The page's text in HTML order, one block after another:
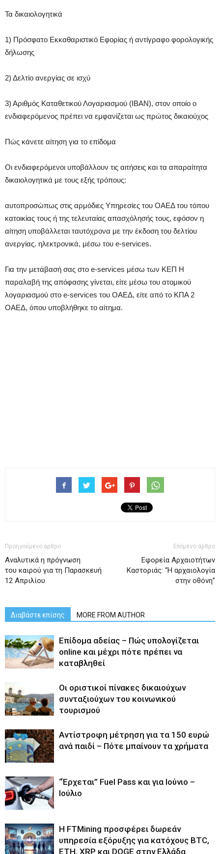
Τα δικαιολογητικά
1) Πρόσφατο Εκκαθαριστικό Εφορίας ή αντίγραφο φορολογικής
δήλωσης
2) Δελτίο ανεργίας σε ισχύ
3) Αριθμός Καταθετικού Λογαριασμού (ΙΒΑΝ), στον οποίο ο
ενδιαφερόμενος πρέπει να εμφανίζεται ως πρώτος δικαιούχος
Πώς κάνετε αίτηση για το επίδομα
Οι ενδιαφερόμενοι υποβάλλουν τις αιτήσεις και τα απαραίτητα
δικαιολογητικά με τους εξής τρόπους:
αυτοπροσώπως στις αρμόδιες Υπηρεσίες του ΟΑΕΔ του τόπου
κατοικίας τους ή της τελευταίας απασχόλησής τους, εφόσον η
αίτηση υποβάλλεται ταυτόχρονα με την έκδοση του δελτίου
ανεργίας. ηλεκτρονικά, μέσω του e-services.
Για την μετάβασή σας στο e-services μέσω των ΚΕΠ Η
παραλαβή της απόφασης γίνεται, είτε μέσω του ατομικού
λογαριασμού στο e-services του ΟΑΕΔ, είτε από το ΚΠΑ 2
ΟΑΕΔ, όπου υποβλήθηκε το αίτημα.
Προηγούμενο άρθρο
Αναλυτικά η πρόγνωση
του καιρού για τη Παρασκευή
12 Απριλίου
Επόμενο άρθρο
Εφορεία Αρχαιοτήτων
Καστοριάς: “Η αρχαιολογία
στην οθόνη”
Διαβάστε επίσης MORE FROM AUTHOR
Επίδομα αδείας – Πώς υπολογίζεται
online και μέχρι πότε πρέπει να
καταβληθεί
Οι οριστικοί πίνακες δικαιούχων
συνταξιούχων του κοινωνικού
τουρισμού
Αντίστροφη μέτρηση για τα 150 ευρώ
ανά παιδί – Πότε μπαίνουν τα χρήματα
“Έρχεται” Fuel Pass και για Ιούνιο –
Ιούλιο
Η FTMining προσφέρει δωρεάν
υπηρεσία εξόρυξης για κατόχους BTC,
ETH, XRP και DOGE στην Ελλάδα